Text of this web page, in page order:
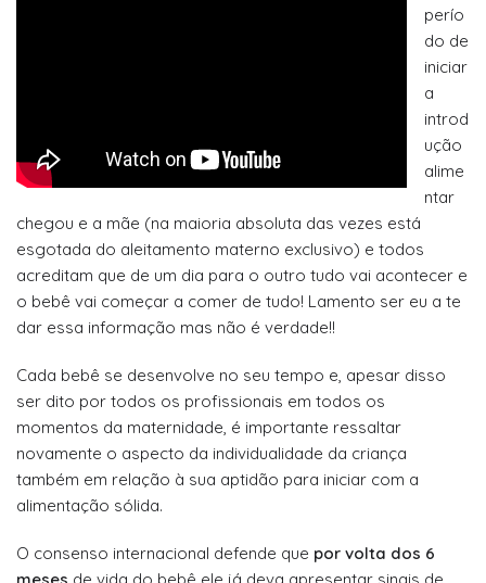
perío
do de
iniciar
a
introd
ução
alime
ntar
chegou e a mãe (na maioria absoluta das vezes está
esgotada do aleitamento materno exclusivo) e todos
acreditam que de um dia para o outro tudo vai acontecer e
o bebê vai começar a comer de tudo! Lamento ser eu a te
dar essa informação mas não é verdade!!
Cada bebê se desenvolve no seu tempo e, apesar disso
ser dito por todos os profissionais em todos os
momentos da maternidade, é importante ressaltar
novamente o aspecto da individualidade da criança
também em relação à sua aptidão para iniciar com a
alimentação sólida.
O consenso internacional defende que por volta dos 6